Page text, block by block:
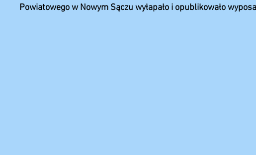
Powiatowego w Nowym Sączu wyłapało i opublikowało